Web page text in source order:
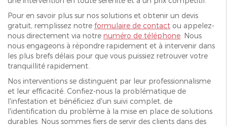
Pour en savoir plus sur nos solutions et obtenir un devis
gratuit, remplissez notre formulaire de contact ou appelez-
nous directement via notre numéro de téléphone . Nous
nous engageons à répondre rapidement et à intervenir dans
les plus brefs délais pour que vous puissiez retrouver votre
tranquillité rapidement.
Nos interventions se distinguent par leur professionnalisme
et leur efficacité. Confiez-nous la problématique de
l'infestation et bénéficiez d'un suivi complet, de
l'identification du problème à la mise en place de solutions
durables. Nous sommes fiers de servir des clients dans des